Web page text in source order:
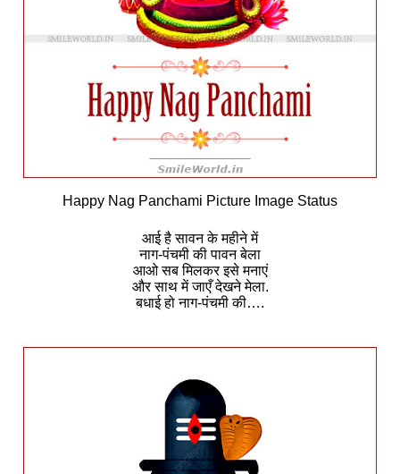
Happy Nag Panchami Picture Image Status
आई है सावन के महीने में
नाग-पंचमी की पावन बेला
आओ सब मिलकर इसे मनाएं
और साथ में जाएँ देखने मेला.
बधाई हो नाग-पंचमी की….